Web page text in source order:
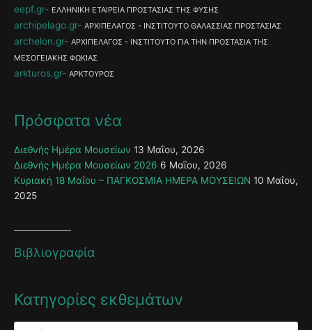
eepf.gr ΕΛΛΗΝΙΚΗ ΕΤΑΙΡΕΙΑ ΠΡΟΣΤΑΣΙΑΣ ΤΗΣ ΦΥΣΗΣ
archipelago.gr ΑΡΧΙΠΕΛΑΓΟΣ - ΙΝΣΤΙΤΟΥΤΟ ΘΑΛΑΣΣΙΑΣ ΠΡΟΣΤΑΣΙΑΣ
archelon.gr
ΑΡΧΙΠΕΛΑΓΟΣ - ΙΝΣΤΙΤΟΥΤΟ ΓΙΑ ΤΗΝ ΠΡΟΣΤΑΣΙΑ ΤΗΣ
ΜΕΣΟΓΕΙΑΚΗΣ ΦΩΚΙΑΣ
arkturos.gr ΑΡΚΤΟΥΡΟΣ
Πρόσφατα νέα
Διεθνής Ημέρα Μουσείων 13 Μαΐου, 2026
Διεθνής Ημέρα Μουσείων 2026 6 Μαΐου, 2026
Κυριακή 18 Μαΐου – ΠΑΓΚΟΣΜΙΑ ΗΜΕΡΑ ΜΟΥΣΕΙΩΝ 10 Μαΐου,
2025
Βιβλιογραφία
Κατηγορίες εκθεμάτων